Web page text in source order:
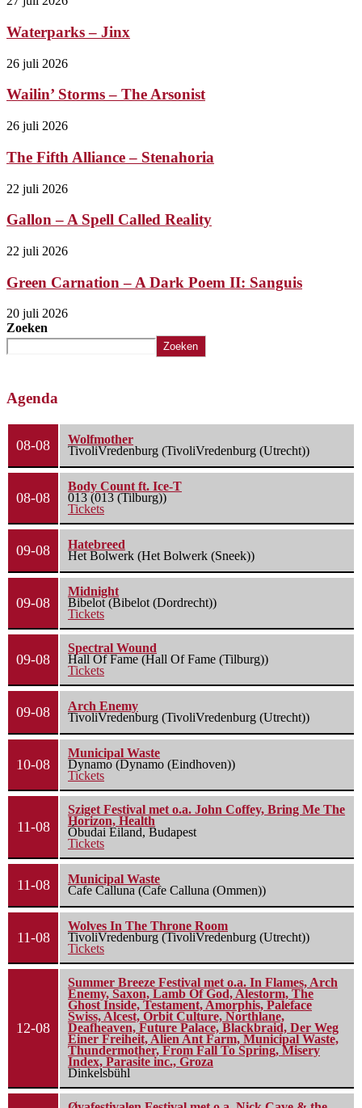
Waterparks – Jinx
26 juli 2026
Wailin’ Storms – The Arsonist
26 juli 2026
The Fifth Alliance – Stenahoria
22 juli 2026
Gallon – A Spell Called Reality
22 juli 2026
Green Carnation – A Dark Poem II: Sanguis
20 juli 2026
Zoeken
Zoeken
Agenda
08-08
Wolfmother
TivoliVredenburg (TivoliVredenburg (Utrecht))
08-08
Body Count ft. Ice-T
013 (013 (Tilburg))
Tickets
09-08
Hatebreed
Het Bolwerk (Het Bolwerk (Sneek))
09-08
Midnight
Bibelot (Bibelot (Dordrecht))
Tickets
09-08
Spectral Wound
Hall Of Fame (Hall Of Fame (Tilburg))
Tickets
09-08
Arch Enemy
TivoliVredenburg (TivoliVredenburg (Utrecht))
10-08
Municipal Waste
Dynamo (Dynamo (Eindhoven))
Tickets
11-08
Sziget Festival met o.a. John Coffey, Bring Me The
Horizon, Health
Óbudai Eiland, Budapest
Tickets
11-08
Municipal Waste
Cafe Calluna (Cafe Calluna (Ommen))
11-08
Wolves In The Throne Room
TivoliVredenburg (TivoliVredenburg (Utrecht))
Tickets
12-08
Summer Breeze Festival met o.a. In Flames, Arch
Enemy, Saxon, Lamb Of God, Alestorm, The
Ghost Inside, Testament, Amorphis, Paleface
Swiss, Alcest, Orbit Culture, Northlane,
Deafheaven, Future Palace, Blackbraid, Der Weg
Einer Freiheit, Alien Ant Farm, Municipal Waste,
Thundermother, From Fall To Spring, Misery
Index, Parasite inc., Groza
Dinkelsbühl